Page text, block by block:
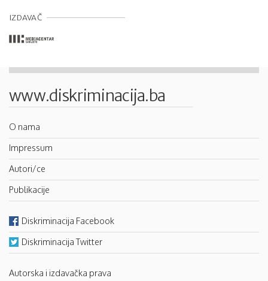
IZDAVAČ
www.diskriminacija.ba
O nama
Impressum
Autori/ce
Publikacije
Diskriminacija Facebook
Diskriminacija Twitter
Autorska i izdavačka prava